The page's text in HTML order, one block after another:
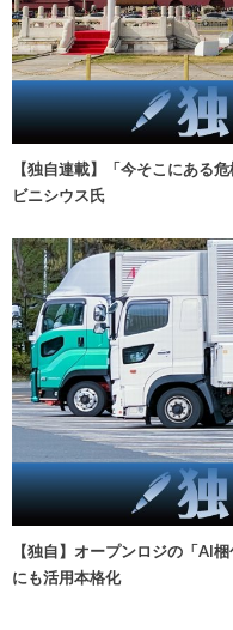
【独自連載】「今そこにある
ビニシウス氏
【独自】オープンロジの「AI
にも活用本格化